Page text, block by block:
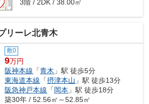
3階 / 2DK / 38.00㎡
リーレ北青木
敷0
9万円
阪神本線 「青木 」駅 徒歩5分
東海道本線 「摂津本山 」駅 徒歩13分
阪急神戸本線 「岡本 」駅 徒歩18分
築30年 / 52.56㎡～52.85㎡